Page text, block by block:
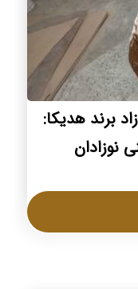
برند هدیکا:
نوزادان